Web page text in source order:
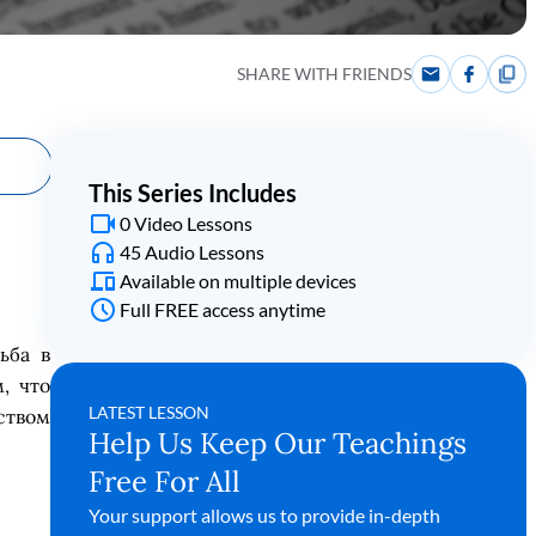
SHARE WITH FRIENDS
в
что
This Series Includes
0 Video Lessons
45 Audio Lessons
Available on multiple devices
Full FREE access anytime
LATEST LESSON
Help Us Keep Our Teachings
Free For All
Your support allows us to provide in-depth